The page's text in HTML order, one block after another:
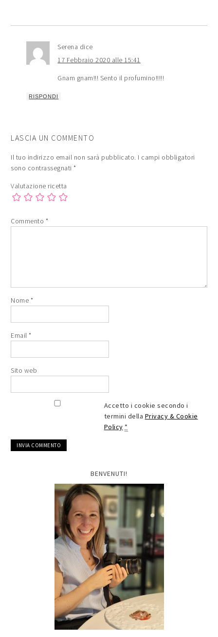
Serena dice
17 Febbraio 2020 alle 15:41
Gnam gnam!!! Sento il profumino!!!!!
RISPONDI
LASCIA UN COMMENTO
Il tuo indirizzo email non sarà pubblicato. I campi obbligatori
sono contrassegnati*
Valutazione ricetta
Commento *
Nome *
Email*
Sito web
Accetto i cookie secondo i
termini della Privacy & Cookie
Policy *
BENVENUTI!